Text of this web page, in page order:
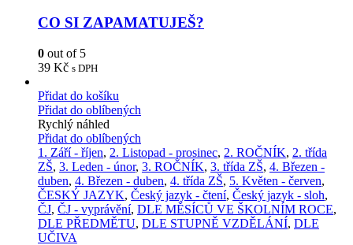
CO SI ZAPAMATUJEŠ?
0 out of 5
39 Kč s DPH
Přidat do košíku
Přidat do oblíbených
Rychlý náhled
Přidat do oblíbených
1. Září - říjen, 2. Listopad - prosinec, 2. ROČNÍK, 2. třída
ZŠ, 3. Leden - únor, 3. ROČNÍK, 3. třída ZŠ, 4. Březen -
duben, 4. Březen - duben, 4. třída ZŠ, 5. Květen - červen,
ČESKÝ JAZYK, Český jazyk - čtení, Český jazyk - sloh,
ČJ, ČJ - vyprávění, DLE MĚSÍCŮ VE ŠKOLNÍM ROCE,
DLE PŘEDMĚTU, DLE STUPNĚ VZDĚLÁNÍ, DLE
UČIVA